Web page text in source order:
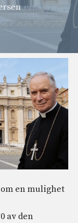
en mulighet
av den